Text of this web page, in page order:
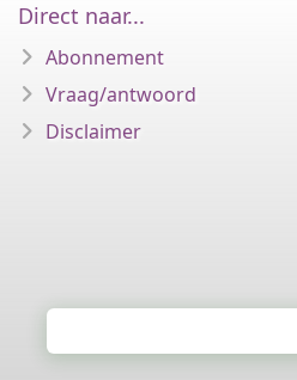
Direct naar...
Abonnement
Vraag/antwoord
Disclaimer